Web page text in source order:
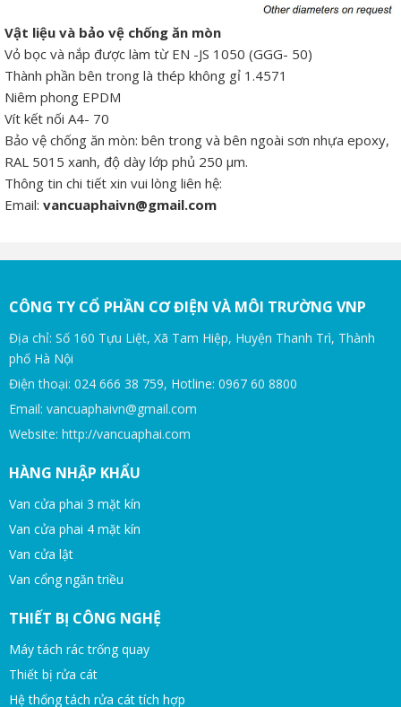
Vật liệu và bảo vệ chống ăn mòn
Vỏ bọc và nắp được làm từ EN -JS 1050 (GGG- 50)
Thành phần bên trong là thép không gỉ 1.4571
Niêm phong EPDM
Vít kết nối A4- 70
Bảo vệ chống ăn mòn: bên trong và bên ngoài sơn nhựa epoxy,
RAL 5015 xanh, độ dày lớp phủ 250 µm.
Thông tin chi tiết xin vui lòng liên hệ:
Email: vancuaphaivn@gmail.com
CÔNG TY CỔ PHẦN CƠ ĐIỆN VÀ MÔI TRƯỜNG VNP
Địa chỉ: Số 160 Tựu Liệt, Xã Tam Hiệp, Huyện Thanh Trì, Thành
phố Hà Nội
Điện thoại: 024 666 38 759, Hotline: 0967 60 8800
Email: vancuaphaivn@gmail.com
Website: http://vancuaphai.com
HÀNG NHẬP KHẨU
Van cửa phai 3 mặt kín
Van cửa phai 4 mặt kín
Van cửa lật
Van cổng ngăn triều
THIẾT BỊ CÔNG NGHỆ
Máy tách rác trống quay
Thiết bị rửa cát
Hệ thống tách rửa cát tích hợp